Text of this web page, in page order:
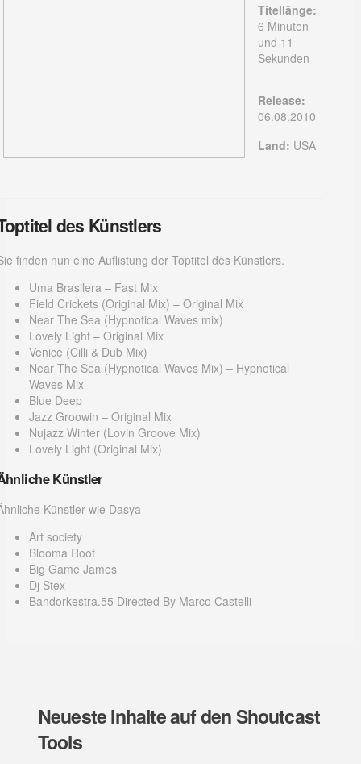
Titellänge:
6 Minuten
und 11
Sekunden
Release:
06.08.2010
Land: USA
des Künstlers
finden nun eine Auflistung der Toptitel des Künstlers.
Uma Brasilera – Fast Mix
Field Crickets (Original Mix) – Original Mix
Near The Sea (Hypnotical Waves mix)
Lovely Light – Original Mix
Venice (Cilli & Dub Mix)
Near The Sea (Hypnotical Waves Mix) – Hypnotical
Waves Mix
Blue Deep
Jazz Groowin – Original Mix
Nujazz Winter (Lovin Groove Mix)
Lovely Light (Original Mix)
Künstler
Künstler wie Dasya
Art society
Blooma Root
Big Game James
Dj Stex
Bandorkestra.55 Directed By Marco Castelli
Neueste Inhalte auf den Shoutcast
Tools